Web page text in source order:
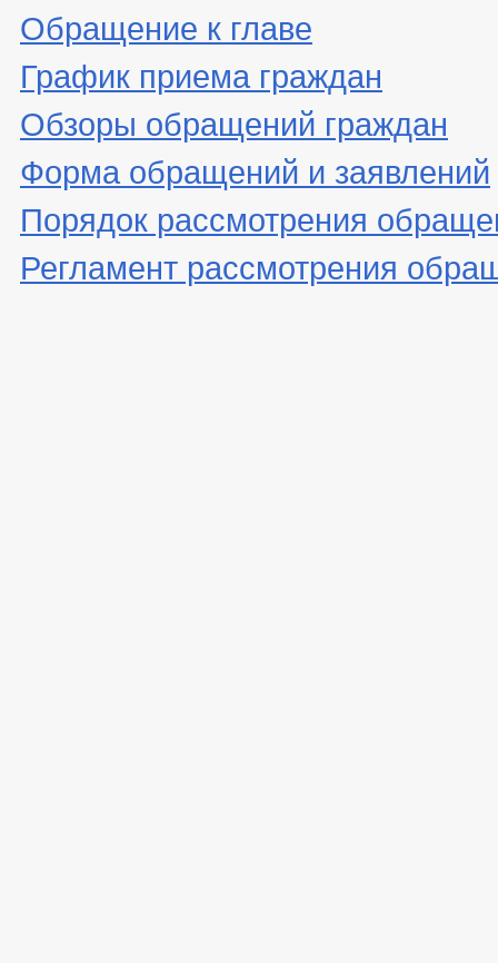
Обращение к главе
График приема граждан
Обзоры обращений граждан
Форма обращений и заявлений
Порядок рассмотрения
Регламент рассмотрения